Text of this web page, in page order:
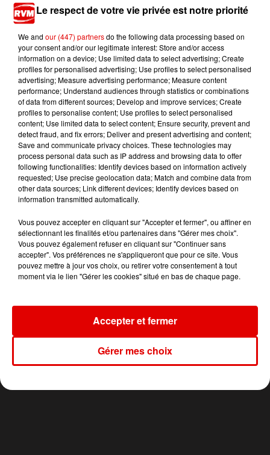
TITRES DIFFUSÉS
5h36
5h36
Runnin' (lose It All)
5h34
5h34
Qu'est-Ce Qu'il Me
Restera ?
5h31
5h31
She Doesn't Mind
Le respect de votre vie privée est notre priorité
We and our (447) partnersdo the following data processing based on
your consent and/or our legitimate interest: Store and/or access
information on a device; Use limited data to select advertising; Create
profiles for personalised advertising; Use profiles to select personalised
advertising; Measure advertising performance; Measure content
performance; Understand audiences through statistics or combinations
of data from different sources; Develop and improve services; Create
profiles to personalise content; Use profiles to select personalised
content; Use limited data to select content; Ensure security, prevent and
detect fraud, and fix errors; Deliver and present advertising and content;
Save and communicate privacy choices. These technologies may
process personal data such as IP address and browsing data to offer
following functionalities: Identify devices based on information actively
requested; Use precise geolocation data; Match and combine data from
other data sources; Link different devices; Identify devices based on
information transmitted automatically.
Vous pouvez accepter en cliquant sur "Accepter et fermer", ou affiner en
sélectionnant les finalités et/ou partenaires dans "Gérer mes choix".
Vous pouvez également refuser en cliquant sur "Continuer sans
accepter". Vos préférences ne s'appliqueront que pour ce site. Vous
pouvez mettre à jour vos choix, ou retirer votre consentement à tout
moment via le lien "Gérer les cookies" situé en bas de chaque page.
Gérer mes choix
Accepter et fermer